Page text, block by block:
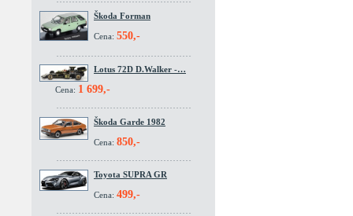
Škoda Forman
Cena: 550,-
Lotus 72D D.Walker -…
Cena: 1 699,-
Škoda Garde 1982
Cena: 850,-
Toyota SUPRA GR
Cena: 499,-